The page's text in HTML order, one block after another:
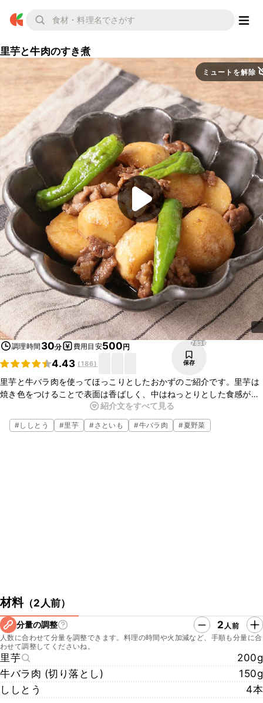
里芋と牛肉のすき煮
ミュートを解除
調理時間 30分 費用目安500円
4.43 (186)
7836
保存
里芋と牛バラ肉を使ってほっこりとしたおかずのご紹介です。里芋は
焼き色をつけることで表面は香ばしく、中はねっとりとした食感が楽
しめますよ。甘辛い味つけなので、ごはんが進む一品です。お酒のお
供にもなります。ぜひお試しくださいね。
紹介文をすべて見る
#ししとう #里芋 #さといも #牛バラ肉 #夏野菜
材料（2人前）
分量の調整 2 人前
人数に合わせて分量を調整できます。料理の時間や火加減など、手順も分量に合
わせて調整してくださいね。
里芋
200g
牛バラ肉 (切り落とし)
150g
ししとう
4本